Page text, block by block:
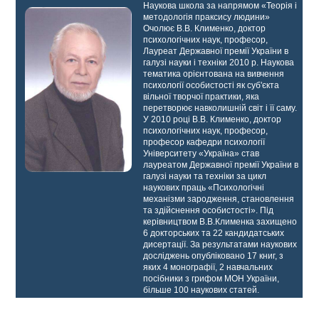
Наукова школа за напрямом «Теорія і
методологія праксису людини»
Очолює В.В. Клименко, доктор
психологічних наук, професор,
Лауреат Державної премії України в
галузі науки і техніки 2010 р. Наукова
тематика орієнтована на вивчення
психології особистості як суб'єкта
вільної творчої практики, яка
перетворює навколишній світ і її саму.
У 2010 році В.В. Клименко, доктор
психологічних наук, професор,
професор кафедри психології
Університету «Україна» став
лауреатом Державної премії України в
галузі науки та техніки за цикл
наукових праць «Психологічні
механізми зародження, становлення
та здійснення особистості». Під
керівництвом В.В.Клименка захищено
6 докторських та 22 кандидатських
дисертації. За результатами наукових
досліджень опубліковано 17 книг, з
яких 4 монографії, 2 навчальних
посібники з грифом МОН України,
більше 100 наукових статей.